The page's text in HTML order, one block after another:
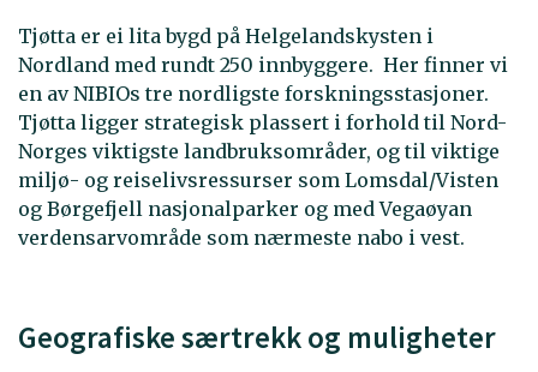
Tjøtta er ei lita bygd på Helgelandskysten i
Nordland med rundt 250 innbyggere. Her finner vi
en av NIBIOs tre nordligste forskningsstasjoner.
Tjøtta ligger strategisk plassert i forhold til Nord-
Norges viktigste landbruksområder, og til viktige
miljø- og reiselivsressurser som Lomsdal/Visten
og Børgefjell nasjonalparker og med Vegaøyan
verdensarvområde som nærmeste nabo i vest.
Geografiske særtrekk og muligheter